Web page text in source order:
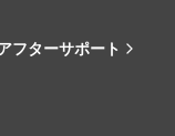
フターサポート